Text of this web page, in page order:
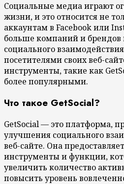
Социальные медиа играют
жизни, и это относится не
аккаунтам в Facebook или
больше компаний и
социального
посетителями своих веб-
инструменты, такие как
более популярными.
Что такое GetSocial?
GetSocial — это платформа,
улучшения социального
веб-сайте. Она
инструменты и функции,
увеличить количество
повысить уровень